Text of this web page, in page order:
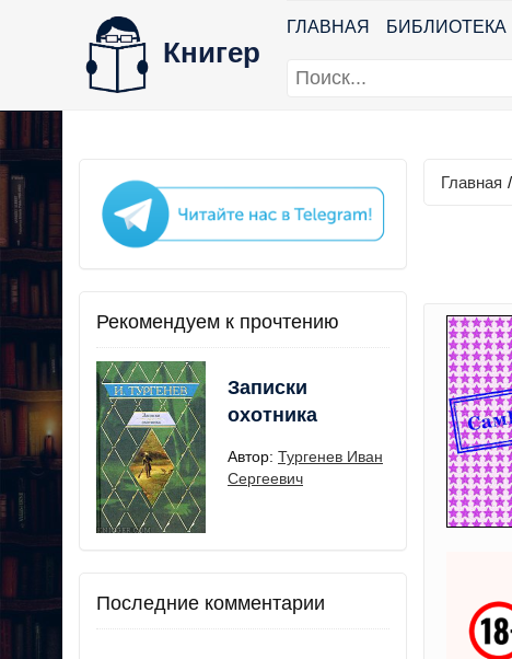
Книгер
ГЛАВНАЯ БИБЛИОТЕКА
Рекомендуем к прочтению
Записки
охотника
Автор: Тургенев Иван
Сергеевич
Последние комментарии
Главная /